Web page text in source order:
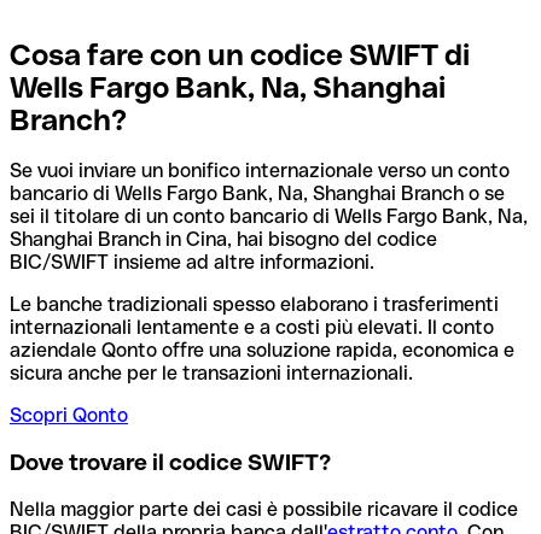
Cosa fare con un codice SWIFT di
Wells Fargo Bank, Na, Shanghai
Branch?
Se vuoi inviare un bonifico internazionale verso un conto
bancario di Wells Fargo Bank, Na, Shanghai Branch o se
sei il titolare di un conto bancario di Wells Fargo Bank, Na,
Shanghai Branch in Cina, hai bisogno del codice
BIC/SWIFT insieme ad altre informazioni.
Le banche tradizionali spesso elaborano i trasferimenti
internazionali lentamente e a costi più elevati. Il conto
aziendale Qonto offre una soluzione rapida, economica e
sicura anche per le transazioni internazionali.
Scopri Qonto
Dove trovare il codice SWIFT?
Nella maggior parte dei casi è possibile ricavare il codice